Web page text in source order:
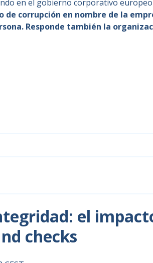
en el gobierno corporativo europeo
corrupción en nombre de la
Responde también la
el
checks